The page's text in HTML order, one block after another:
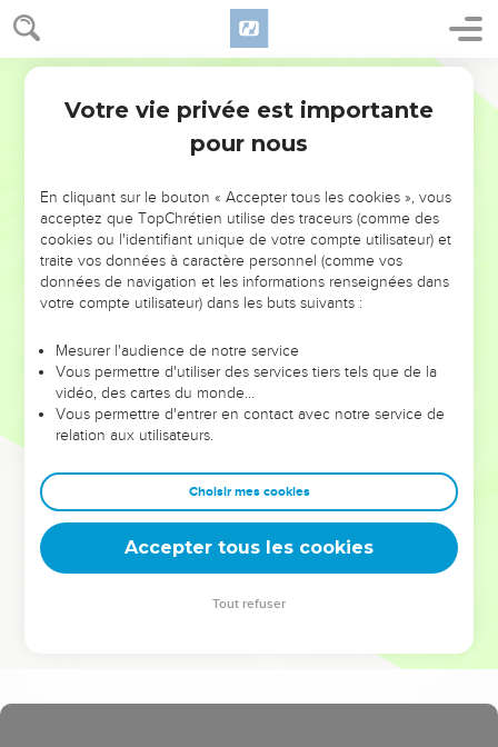
NE MANQUEZ PAS L’ÉVÉNEMENT
DE L’ANNÉE !
ET SI LEURS ERREURS POUVAIENT VOUS ÉVITER LES
VOTRES ?
leur foi ou leur vision. Mais on voit moins les doutes, les erreurs
et les saisons difficiles qu'ils ont traversés, alors même que ce
sont elles qui les ont façonnés.
Dans cette conférence, leaders, entrepreneurs, et responsables
clés pour avancer avec plus de sagesse afin que leurs erreurs
deviennent vos tremplins. Que vous guidiez un ministère, une
équipe, un groupe ou une famille, leur expérience est faite
Votre vie privée est importante
pour nous
En cliquant sur le bouton « Accepter tous les cookies », vous
acceptez que TopChrétien utilise des traceurs (comme des
cookies ou l'identifiant unique de votre compte utilisateur) et
traite vos données à caractère personnel (comme vos
données de navigation et les informations renseignées dans
votre compte utilisateur) dans les buts suivants :
Mesurer l'audience de notre service
Vous permettre d'utiliser des services tiers tels que de la
vidéo, des cartes du monde…
Vous permettre d'entrer en contact avec notre service de
relation aux utilisateurs.
Choisir mes cookies
Accepter tous les cookies
Tout refuser